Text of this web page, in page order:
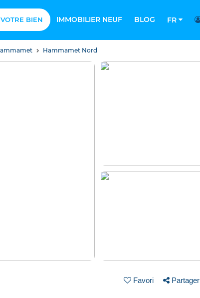
BIEN IMMOBILIER NEUF BLOG FR
Hammamet Nord
Favori Partager